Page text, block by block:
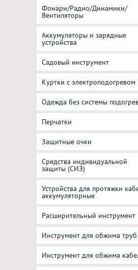
Фонари/Радио/Динамики/
Вентиляторы
Аккумуляторы и зарядные
устройства
Садовый инструмент
Куртки с электроподогревом
Одежда без системы
Перчатки
Защитные очки
Средства индивидуальной
защиты (СИЗ)
Устройства для протяжки
аккумуляторные
Расширительный инструмент
Инструмент для обжима труб
Инструмент для обжима